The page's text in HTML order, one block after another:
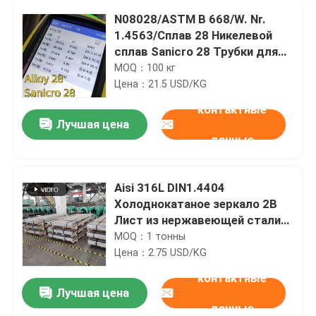
N08028/ASTM B 668/W. Nr.
1.4563/Сплав 28 Никелевой
сплав Sanicro 28 Трубки для
химической промышленности
MOQ：100 кг
Цена：21.5 USD/KG
Лучшая цена
контактные
данные
Aisi 316L DIN1.4404
Холоднокатаное зеркало 2B
Лист из нержавеющей стали
Лист из нержавеющей стали
MOQ：1 тонны
Цена：2.75 USD/KG
Лучшая цена
контактные
данные